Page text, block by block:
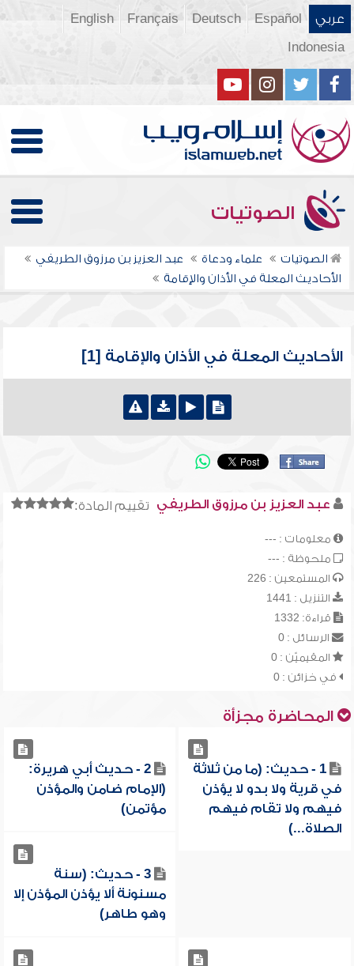
عربي Español
Deutsch
Français
English
Indonesia
الصوتيات
الصوتيات علماء ودعاة
عبد العزيز بن مرزوق الطريفي
الأحاديث المعلة في الأذان والإقامة
الأحاديث المعلة في الأذان والإقامة [1]
تقييم المادة: عبد العزيز بن مرزوق الطريفي
معلومات : ---
ملحوظة : ---
المستمعين : 226
التنزيل : 1441
قراءة: 1332
الرسائل : 0
المقيميّن : 0
في خزائن : 0
المحاضرة مجزأة
1 - حديث: (ما من ثلاثة
في قرية ولا بدو لا يؤذن
فيهم ولا تقام فيهم
الصلاة...)
2 - حديث أبي هريرة:
(الإمام ضامن والمؤذن
مؤتمن)
3 - حديث: (سنة
مسنونة ألا يؤذن المؤذن إلا
وهو طاهر)